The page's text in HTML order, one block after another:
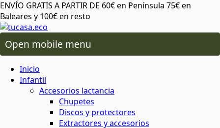
ENVÍO GRATIS A PARTIR DE 60€ en Península 75€ en
Baleares y 100€ en resto
Open mobile menu
oral
capilar
y baño
lactancia
alimentación
accesorios
Inicio
Infantil
Accesorios lactancia
Chupetes
Discos y protectores
Extractores y accesorios